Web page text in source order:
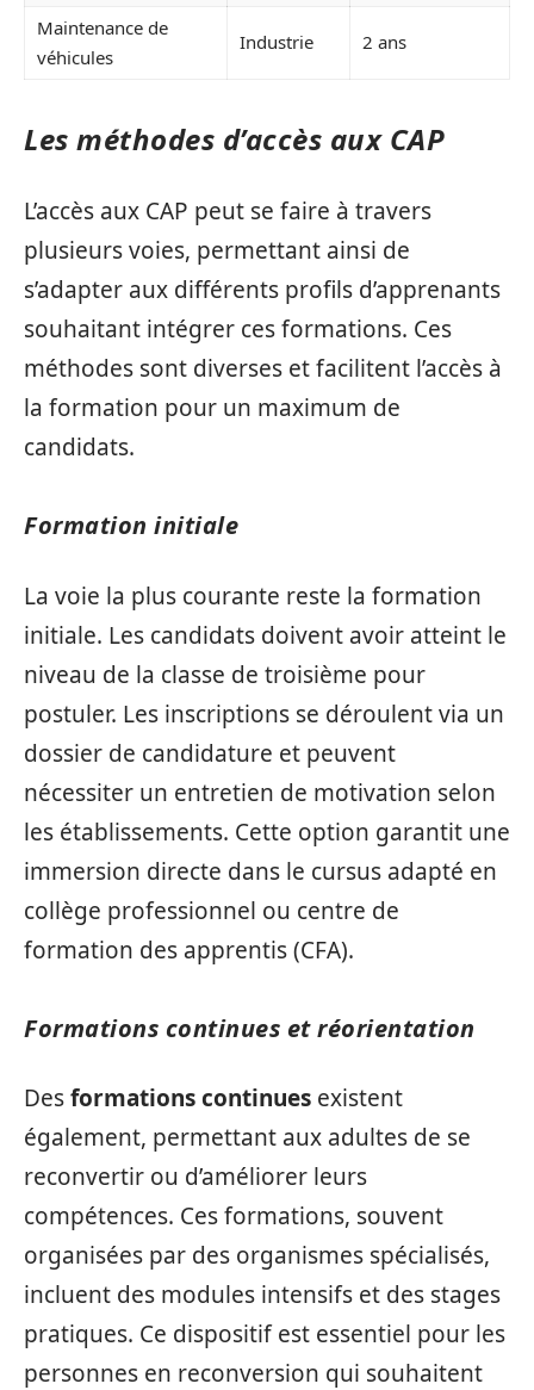
Maintenance de
véhicules
Industrie 2 ans
Les méthodes d’accès aux CAP
L’accès aux CAP peut se faire à travers
plusieurs voies, permettant ainsi de
s’adapter aux différents profils d’apprenants
souhaitant intégrer ces formations. Ces
méthodes sont diverses et facilitent l’accès à
la formation pour un maximum de
candidats.
Formation initiale
La voie la plus courante reste la formation
initiale. Les candidats doivent avoir atteint le
niveau de la classe de troisième pour
postuler. Les inscriptions se déroulent via un
dossier de candidature et peuvent
nécessiter un entretien de motivation selon
les établissements. Cette option garantit une
immersion directe dans le cursus adapté en
collège professionnel ou centre de
formation des apprentis (CFA).
Formations continues et réorientation
Desformations continues existent
également, permettant aux adultes de se
reconvertir ou d’améliorer leurs
compétences. Ces formations, souvent
organisées par des organismes spécialisés,
incluent des modules intensifs et des stages
pratiques. Ce dispositif est essentiel pour les
personnes en reconversion qui souhaitent